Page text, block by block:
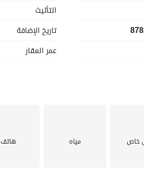
احتياجاتك من الطاقة.
اليومي والراحة.
التأثيث
تاريخ الإضافة
عمر العقار
خاص مياه هاتف